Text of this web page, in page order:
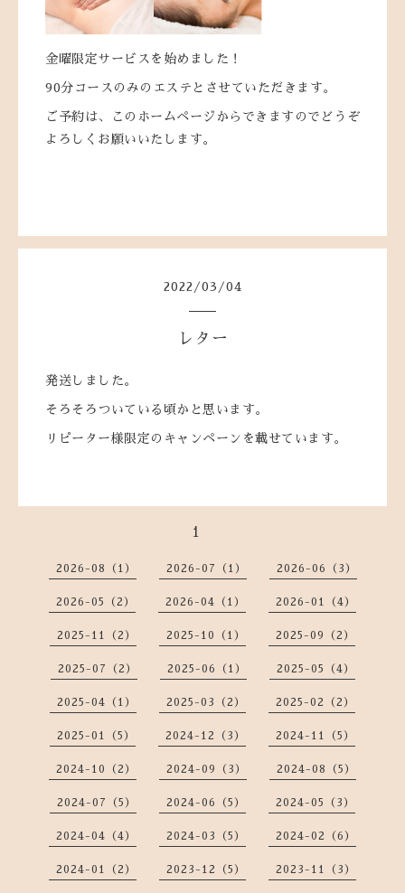
金曜限定サービスを始めました！
90分コースのみのエステとさせていただきます。
ご予約は、このホームページからできますのでどうぞ
よろしくお願いいたします。
2022 /03 /04
レター
発送しました。
そろそろついている頃かと思います。
リピーター様限定のキャンペーンを載せています。
1
2026-08（1） 2026-07（1） 2026-06（3）
2026-05（2） 2026-04（1） 2026-01（4）
2025-11（2） 2025-10（1） 2025-09（2）
2025-07（2） 2025-06（1） 2025-05（4）
2025-04（1） 2025-03（2） 2025-02（2）
2025-01（5） 2024-12（3） 2024-11（5）
2024-10（2） 2024-09（3） 2024-08（5）
2024-07（5） 2024-06（5） 2024-05（3）
2024-04（4） 2024-03（5） 2024-02（6）
2024-01（2） 2023-12（5） 2023-11（3）